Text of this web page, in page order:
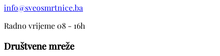
info@sveosmrtnice.ba
Radno vrijeme 08 - 16h
Društvene mreže